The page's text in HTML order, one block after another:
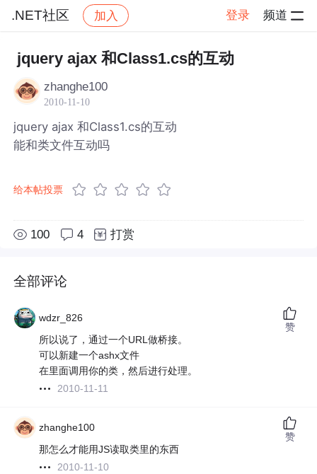
.NET社区 加入 登录 频道
社区 .NET社区
jquery ajax 和Class1.cs的互动
zhanghe100
2010-11-10
jquery ajax 和Class1.cs的互动
能和类文件互动吗
给本帖投票
100 4 打赏
全部评论
wdzr_826
所以说了，通过一个URL做桥接。
可以新建一个ashx文件
在里面调用你的类，然后进行处理。
2010-11-11
赞
zhanghe100
那怎么才能用JS读取类里的东西
2010-11-10
赞